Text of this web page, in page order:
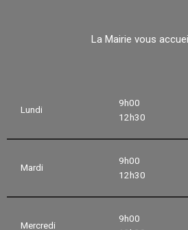
La Mairie vous
Lundi
9h00
12h30
Mardi
9h00
12h30
Mercredi
9h00